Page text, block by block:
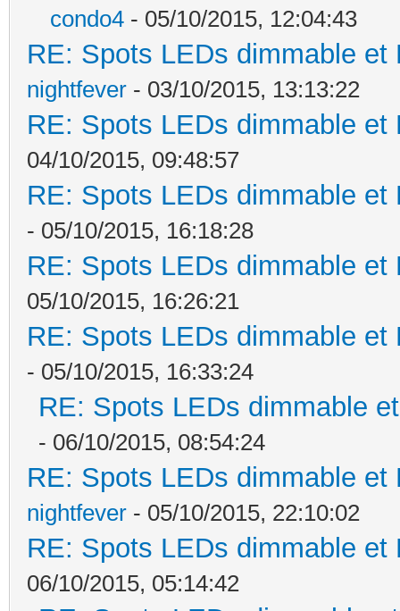
condo4 - 05/10/2015, 12:04:43
RE: Spots LEDs dimmable
nightfever - 03/10/2015, 13:13:22
RE: Spots LEDs dimmable
04/10/2015, 09:48:57
RE: Spots LEDs dimmable
- 05/10/2015, 16:18:28
RE: Spots LEDs dimmable
05/10/2015, 16:26:21
RE: Spots LEDs dimmable
- 05/10/2015, 16:33:24
RE: Spots LEDs dimmable
- 06/10/2015, 08:54:24
RE: Spots LEDs dimmable
nightfever - 05/10/2015, 22:10:02
RE: Spots LEDs dimmable
06/10/2015, 05:14:42